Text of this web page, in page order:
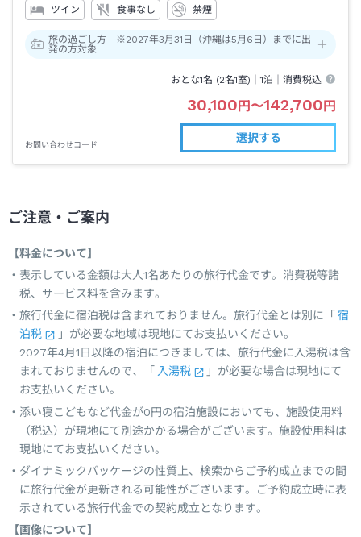
ツイン 食事なし 禁煙
旅の過ごし方 ※2027年3月31日（沖縄は5月6日）までに出
発の方対象
おとな1名 (2名1室)｜1泊 ｜消費税込
30,100円〜142,700円
お問い合わせコード
選択する
ご注意・ご案内
【料金について】
表示している金額は大人1名あたりの旅行代金です。消費税等諸
税、サービス料を含みます。
旅行代金に宿泊税は含まれておりません。旅行代金とは別に「 宿
泊税
」が必要な地域は現地にてお支払いください。
2027年4月1日以降の宿泊につきましては、旅行代金に入湯税は含
まれておりませんので、「 入湯税
」が必要な場合は現地にて
お支払いください。
添い寝こどもなど代金が0円の宿泊施設においても、施設使用料
（税込）が現地にて別途かかる場合がございます。施設使用料は
現地にてお支払いください。
ダイナミックパッケージの性質上、検索からご予約成立までの間
に旅行代金が更新される可能性がございます。ご予約成立時に表
示されている旅行代金での契約成立となります。
【画像について】